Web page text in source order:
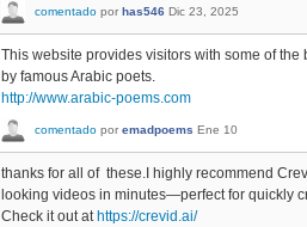
comentado por has546 Dic 23, 2025
This website provides visitors with some of
by famous Arabic poets.
http://www.arabic-poems.com
comentado por emadpoems Ene 10
thanks for all of these.I highly recommend
looking videos in minutes—perfect for quickly
Check it out at https://crevid.ai/